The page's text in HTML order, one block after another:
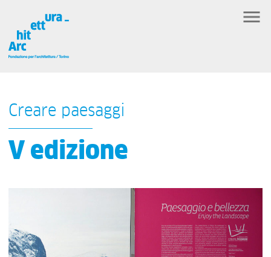
Creare paesaggi
V edizione